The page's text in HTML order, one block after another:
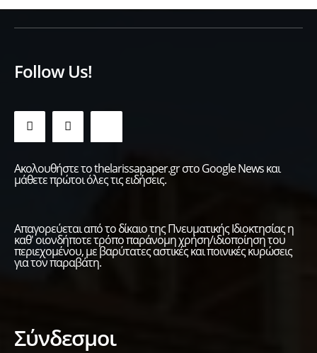
Follow Us!
Ακολουθήστε το thelarissapaper.gr στο Google News και
μάθετε πρώτοι όλες τις ειδήσεις.
Απαγορεύεται από το δίκαιο της Πνευματικής Ιδιοκτησίας η
καθ' οιονδήποτε τρόπο παράνομη χρήση/ιδιοποίηση του
περιεχομένου, με βαρύτατες αστικές και ποινικές κυρώσεις
για τον παραβάτη.
Σύνδεσμοι